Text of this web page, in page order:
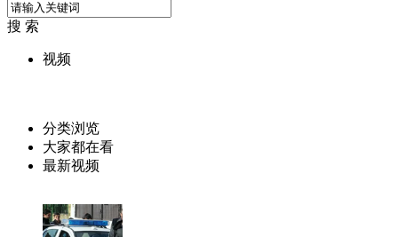
搜 索
视频
分类浏览
大家都在看
最新视频